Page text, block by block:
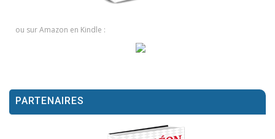
ou sur Amazon en Kindle :
PARTENAIRES